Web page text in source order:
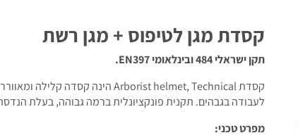
קסדת מגן לטיפוס + מגן רשת
תקן ישראלי 484 ובינלאומיEN397.
קסדת Arborist helmet, Technical הינה
קסדה קלילה
לעבודה בגבהים. תקנית פונקציונלית ברמה גבוהה, בעלת
מפרט טכני: